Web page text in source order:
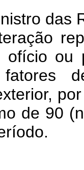
das
ofício ou
fatores
de 90